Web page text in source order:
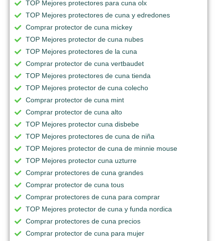
TOP Mejores protectores para cuna olx
TOP Mejores protectores de cuna y edredones
Comprar protector de cuna mickey
TOP Mejores protector de cuna nubes
TOP Mejores protectores de la cuna
Comprar protector de cuna vertbaudet
TOP Mejores protectores de cuna tienda
TOP Mejores protector de cuna colecho
Comprar protector de cuna mint
Comprar protector de cuna alto
TOP Mejores protector cuna disbebe
TOP Mejores protectores de cuna de niña
TOP Mejores protector de cuna de minnie mouse
TOP Mejores protector cuna uzturre
Comprar protectores de cuna grandes
Comprar protector de cuna tous
Comprar protectores de cuna para comprar
TOP Mejores protector de cuna y funda nordica
Comprar protectores de cuna precios
Comprar protector de cuna para mujer